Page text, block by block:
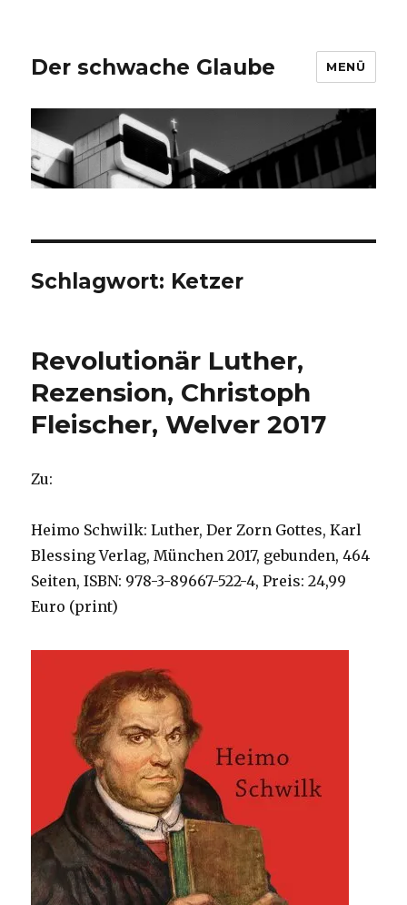
Der schwache Glaube MENÜ
Schlagwort: Ketzer
Revolutionär Luther,
Rezension, Christoph
Fleischer, Welver 2017
Zu:
Heimo Schwilk: Luther, Der Zorn Gottes, Karl
Blessing Verlag, München 2017, gebunden, 464
Seiten, ISBN: 978-3-89667-522-4, Preis: 24,99
Euro (print)